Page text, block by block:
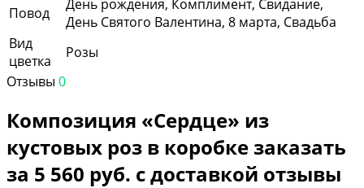
Повод
День рождения, Комплимент, Свидание,
День Святого Валентина, 8 марта, Свадьба
Вид
цветка
Розы
Отзывы 0
Композиция «Сердце» из
кустовых роз в коробке заказать
за 5 560 руб. с доставкой отзывы